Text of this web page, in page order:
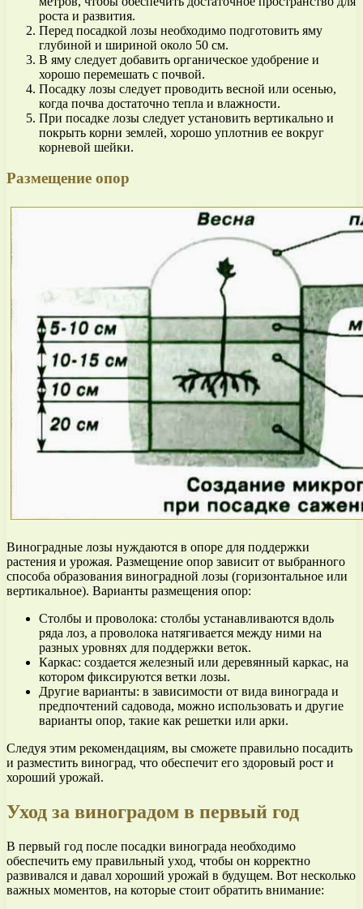
роста и развития.
Перед посадкой лозы необходимо подготовить яму
глубиной и шириной около 50 см.
В яму следует добавить органическое удобрение и
хорошо перемешать с почвой.
Посадку лозы следует проводить весной или осенью,
когда почва достаточно тепла и влажности.
При посадке лозы следует установить вертикально и
покрыть корни землей, хорошо уплотнив ее вокруг
корневой шейки.
Размещение опор
Виноградные лозы нуждаются в опоре для поддержки
растения и урожая. Размещение опор зависит от выбранного
способа образования виноградной лозы (горизонтальное или
вертикальное). Варианты размещения опор:
Столбы и проволока: столбы устанавливаются вдоль
ряда лоз, а проволока натягивается между ними на
разных уровнях для поддержки веток.
Каркас: создается железный или деревянный каркас, на
котором фиксируются ветки лозы.
Другие варианты: в зависимости от вида винограда и
предпочтений садовода, можно использовать и другие
варианты опор, такие как решетки или арки.
Следуя этим рекомендациям, вы сможете правильно посадить
и разместить виноград, что обеспечит его здоровый рост и
хороший урожай.
Уход за виноградом в первый год
В первый год после посадки винограда необходимо
обеспечить ему правильный уход, чтобы он корректно
развивался и давал хороший урожай в будущем. Вот несколько
важных моментов, на которые стоит обратить внимание: